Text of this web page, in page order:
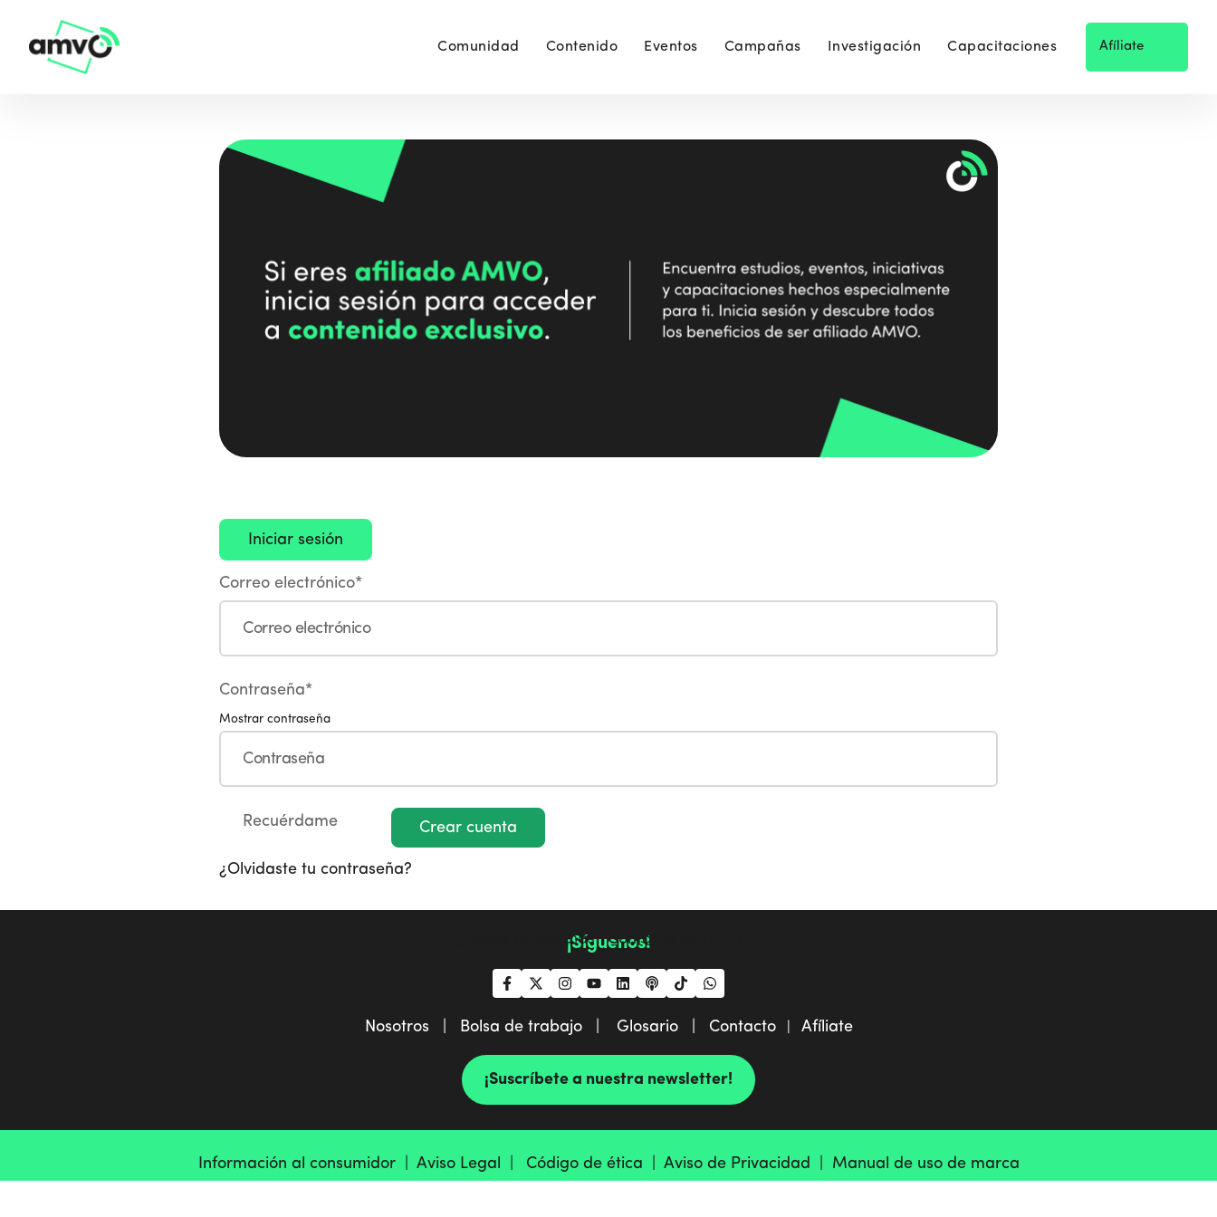
Comunidad Contenido Eventos Campañas Investigación Capacitaciones Afíliate
Correo electrónico*
Contraseña*
Mostrar contraseña
Recuérdame
¿Olvidaste tu contraseña?
Crear cuenta
¿Tienes problemas?Contacta con AMVO
¡Síguenos!
Nosotros | Bolsa de trabajo | Glosario | Contacto| Afíliate
¡Suscríbete a nuestra newsletter!
Información al consumidor | Aviso Legal | Código de ética | Aviso de Privacidad | Manual de uso de marca